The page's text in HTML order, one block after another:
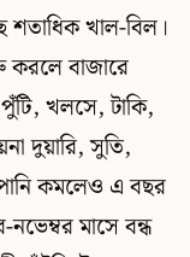
খাল-বিল।
বাজারে
খলসে, টাকি,
দুয়ারি, সুতি,
কমলেও এ বছর
মাসে বন্ধ